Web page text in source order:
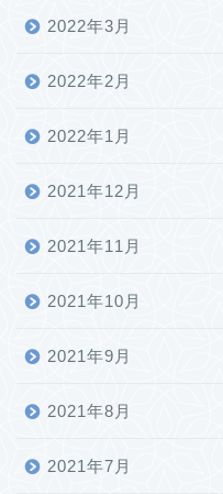
2022年3月
2022年2月
2022年1月
2021年12月
2021年11月
2021年10月
2021年9月
2021年8月
2021年7月